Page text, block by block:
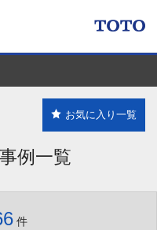
お気に入り一覧
例一覧
件